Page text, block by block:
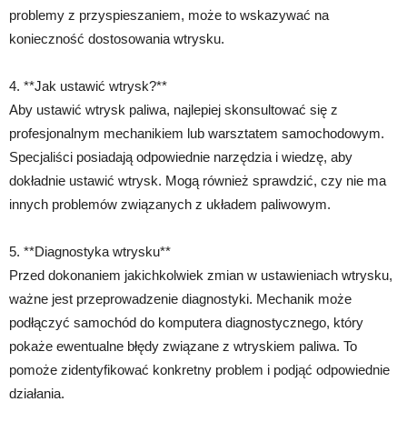
problemy z przyspieszaniem, może to wskazywać na
konieczność dostosowania wtrysku.
4. **Jak ustawić wtrysk?**
Aby ustawić wtrysk paliwa, najlepiej skonsultować się z
profesjonalnym mechanikiem lub warsztatem samochodowym.
Specjaliści posiadają odpowiednie narzędzia i wiedzę, aby
dokładnie ustawić wtrysk. Mogą również sprawdzić, czy nie ma
innych problemów związanych z układem paliwowym.
5. **Diagnostyka wtrysku**
Przed dokonaniem jakichkolwiek zmian w ustawieniach wtrysku,
ważne jest przeprowadzenie diagnostyki. Mechanik może
podłączyć samochód do komputera diagnostycznego, który
pokaże ewentualne błędy związane z wtryskiem paliwa. To
pomoże zidentyfikować konkretny problem i podjąć odpowiednie
działania.